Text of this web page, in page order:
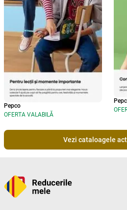
Pepco
OFERTA VALABILĂ
Vezi cataloagele